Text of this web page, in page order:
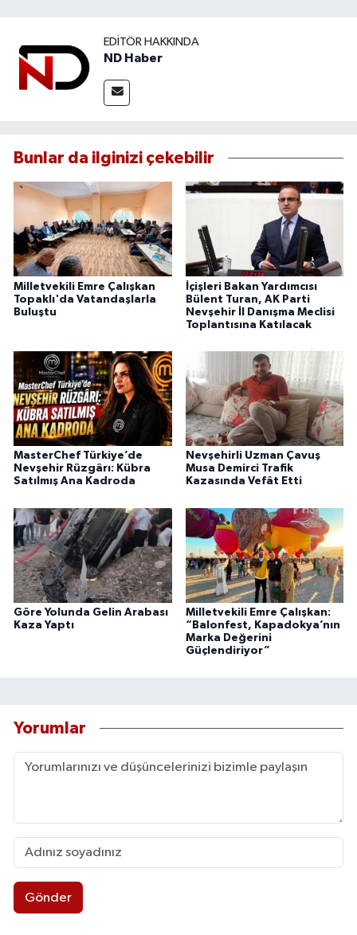
EDITÖR HAKKINDA
ND Haber
Bunlar da ilginizi çekebilir
Milletvekili Emre Çalışkan
Topaklı'da Vatandaşlarla
Buluştu
İçişleri Bakan Yardımcısı
Bülent Turan, AK Parti
Nevşehir İl Danışma Meclisi
Toplantısına Katılacak
MasterChef Türkiye’de
Nevşehir Rüzgârı: Kübra
Satılmış Ana Kadroda
Nevşehirli Uzman Çavuş
Musa Demirci Trafik
Kazasında Vefât Etti
Göre Yolunda Gelin Arabası
Kaza Yaptı
Milletvekili Emre Çalışkan:
“Balonfest, Kapadokya’nın
Marka Değerini
Güçlendiriyor”
Yorumlar
Gönder